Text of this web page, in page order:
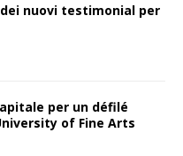
nuovi testimonial per
per un défilé
of Fine Arts